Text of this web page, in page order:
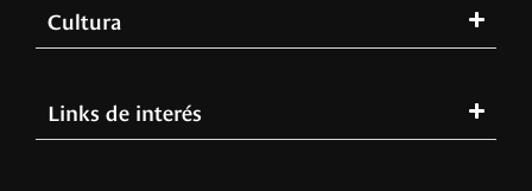
Cultura
Links de interés